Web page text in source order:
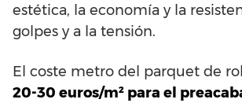
estética, la economía y la
golpes y a la tensión.
El coste metro del parquet de
20-30 euros/m² para el